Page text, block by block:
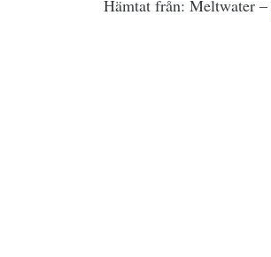
Hämtat från: Meltwater –